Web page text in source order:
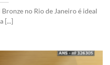
no Rio de Janeiro é ideal
[...]